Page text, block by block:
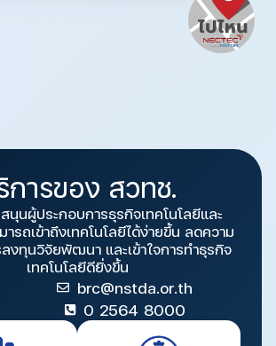
การของ สวทช.
นุนผู้ประกอบการธุรกิจเทคโนโลยีและ
รถเข้าถึงเทคโนโลยีได้ง่ายขึ้น ลดความ
งทุนวิจัยพัฒนา และเข้าใจการทำธุรกิจ
เทคโนโลยีดียิ่งขึ้น
brc@nstda.or.th
0 2564 8000